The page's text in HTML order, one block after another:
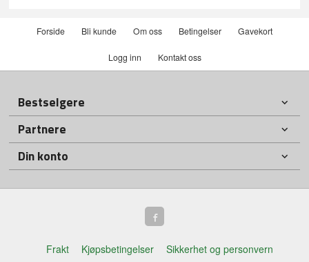
Forside Bli kunde Om oss Betingelser Gavekort
Logg inn Kontakt oss
Bestselgere
Partnere
Din konto
Frakt Kjøpsbetingelser Sikkerhet og personvern